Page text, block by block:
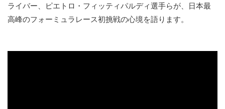
ライバー、ピエトロ・フィッティパルディ選手らが、日本最
高峰のフォーミュラレース初挑戦の心境を語ります。